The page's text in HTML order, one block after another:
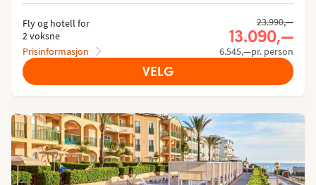
Fly og hotell for
2 voksne
Prisinformasjon
23.990,—
13.090,—
6.545,—pr. person
VELG